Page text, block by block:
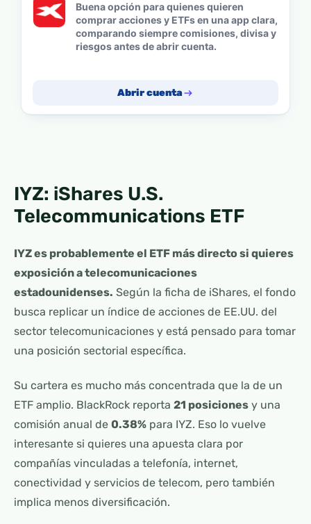
Buena opción para quienes quieren
comprar acciones y ETFs en una app clara,
comparando siempre comisiones, divisa y
riesgos antes de abrir cuenta.
Abrir cuenta
IYZ: iShares U.S.
Telecommunications ETF
IYZ es probablemente el ETF más directo si quieres
exposición a telecomunicaciones
estadounidenses. Según la ficha de iShares, el fondo
busca replicar un índice de acciones de EE.UU. del
sector telecomunicaciones y está pensado para tomar
una posición sectorial específica.
Su cartera es mucho más concentrada que la de un
ETF amplio. BlackRock reporta 21 posiciones y una
comisión anual de 0.38% para IYZ. Eso lo vuelve
interesante si quieres una apuesta clara por
compañías vinculadas a telefonía, internet,
conectividad y servicios de telecom, pero también
implica menos diversificación.